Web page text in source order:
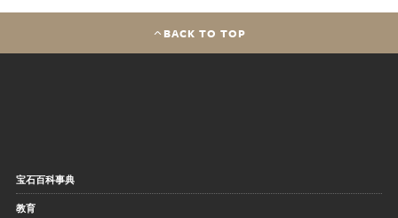
BACK TO TOP
宝石百科事典
教育